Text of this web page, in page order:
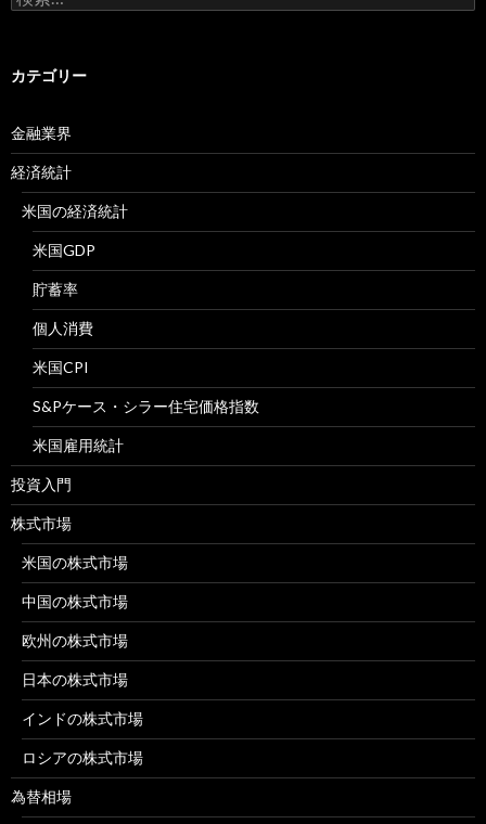
索:
カテゴリー
金融業界
経済統計
米国の経済統計
米国GDP
貯蓄率
個人消費
米国CPI
S&Pケース・シラー住宅価格指数
米国雇用統計
投資入門
株式市場
米国の株式市場
中国の株式市場
欧州の株式市場
日本の株式市場
インドの株式市場
ロシアの株式市場
為替相場